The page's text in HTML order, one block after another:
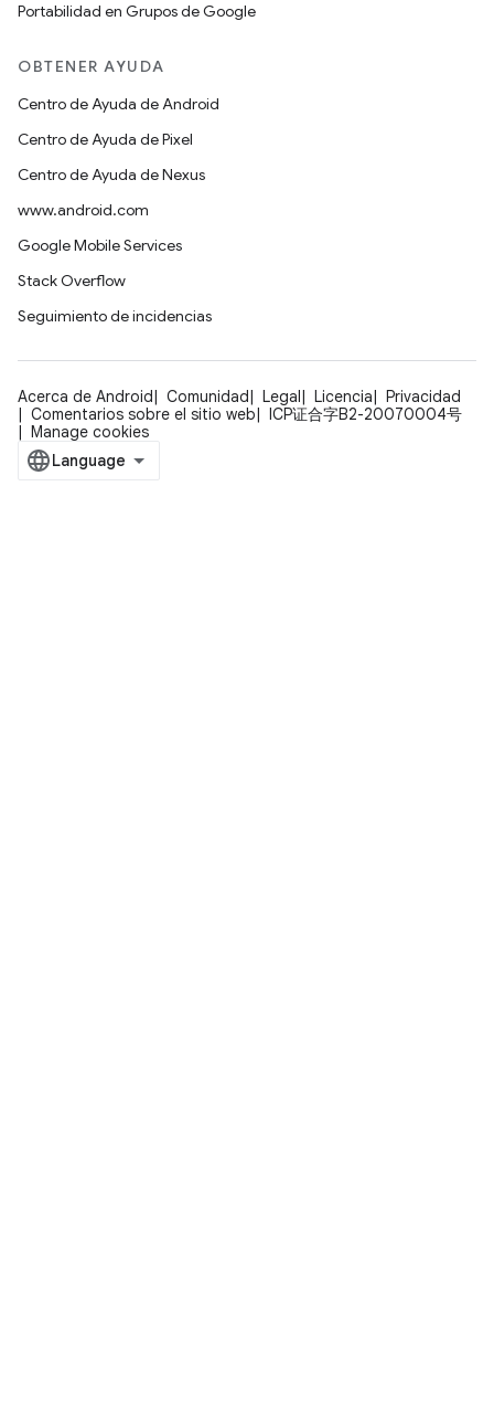
Portabilidad en Grupos de Google
OBTENER AYUDA
Centro de Ayuda de Android
Centro de Ayuda de Pixel
Centro de Ayuda de Nexus
www.android.com
Google Mobile Services
Stack Overflow
Seguimiento de incidencias
Acerca de Android Comunidad Legal Licencia
Privacidad
Comentarios sobre el sitio web
ICP证合字B2-20070004号
Manage cookies